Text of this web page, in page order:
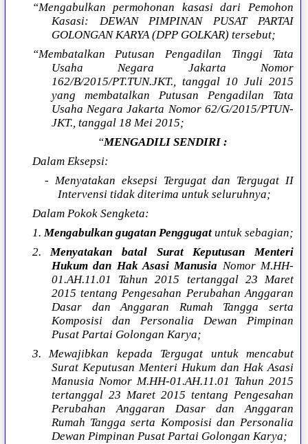
“Mengabulkan permohonan kasasi dari Pemohon
Kasasi: DEWAN PIMPINAN PUSAT PARTAI
GOLONGAN KARYA (DPP GOLKAR) tersebut;
“Membatalkan Putusan Pengadilan Tinggi Tata
Usaha Negara Jakarta Nomor
162/B/2015/PT.TUN.JKT., tanggal 10 Juli 2015
yang membatalkan Putusan Pengadilan Tata
Usaha Negara Jakarta Nomor 62/G/2015/PTUN-
JKT., tanggal 18 Mei 2015;
“MENGADILI SENDIRI :
Dalam Eksepsi:
- Menyatakan eksepsi Tergugat dan Tergugat II
Intervensi tidak diterima untuk seluruhnya;
Dalam Pokok Sengketa:
1.Mengabulkan gugatan Penggugatuntuk sebagian;
2.Menyatakan batal Surat Keputusan Menteri
Hukum dan Hak Asasi Manusia Nomor M.HH-
01.AH.11.01 Tahun 2015 tertanggal 23 Maret
2015 tentang Pengesahan Perubahan Anggaran
Dasar dan Anggaran Rumah Tangga serta
Komposisi dan Personalia Dewan Pimpinan
Pusat Partai Golongan Karya;
3. Mewajibkan kepada Tergugat untuk mencabut
Surat Keputusan Menteri Hukum dan Hak Asasi
Manusia Nomor M.HH-01.AH.11.01 Tahun 2015
tertanggal 23 Maret 2015 tentang Pengesahan
Perubahan Anggaran Dasar dan Anggaran
Rumah Tangga serta Komposisi dan Personalia
Dewan Pimpinan Pusat Partai Golongan Karya;